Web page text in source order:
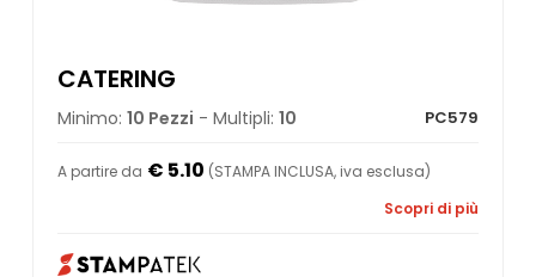
CATERING
Minimo: 10 Pezzi - Multipli: 10 PC579
A partire da € 5.10 (STAMPA INCLUSA, iva esclusa)
Scopri di più